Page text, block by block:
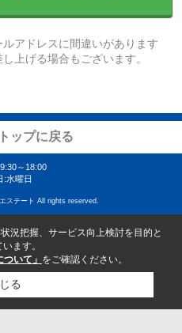
アドレスに間違いがあります
上げる場合もございます。
ップに戻る
～18:00
:水曜日
ステート All rights reserved.
況把握、サービス向上検討を目的と
ます。
いて」 をご確認ください。
る